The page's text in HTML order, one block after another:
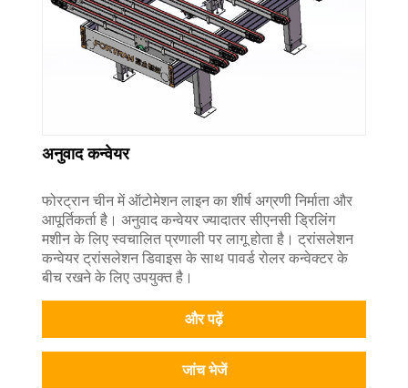
अनुवाद कन्वेयर
फोरट्रान चीन में ऑटोमेशन लाइन का शीर्ष अग्रणी निर्माता और
आपूर्तिकर्ता है। अनुवाद कन्वेयर ज्यादातर सीएनसी ड्रिलिंग
मशीन के लिए स्वचालित प्रणाली पर लागू होता है। ट्रांसलेशन
कन्वेयर ट्रांसलेशन डिवाइस के साथ पावर्ड रोलर कन्वेक्टर के
बीच रखने के लिए उपयुक्त है।
और पढ़ें
जांच भेजें